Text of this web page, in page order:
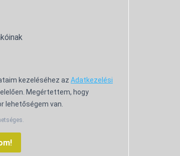
kezeléséhez az Adatkezelési
Megértettem, hogy
lehetőségem van.